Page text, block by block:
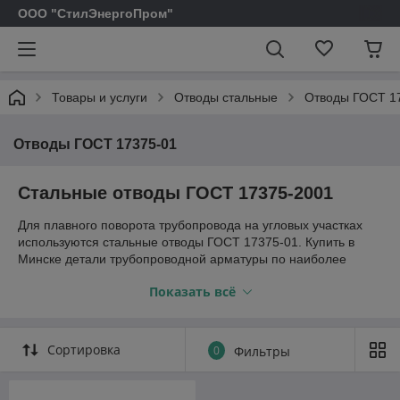
ООО "СтилЭнергоПром"
Товары и услуги Отводы стальные Отводы ГОСТ
Отводы ГОСТ 17375-01
Стальные отводы ГОСТ 17375-2001
Для плавного поворота трубопровода на угловых участках
используются стальные отводы ГОСТ 17375-01. Купить в
Минске детали трубопроводной арматуры по наиболее
. Детали трубопроводной арматуры можно
В зависимости от сферы применения, для изготовления
Показать всё
Сортировка 0 Фильтры